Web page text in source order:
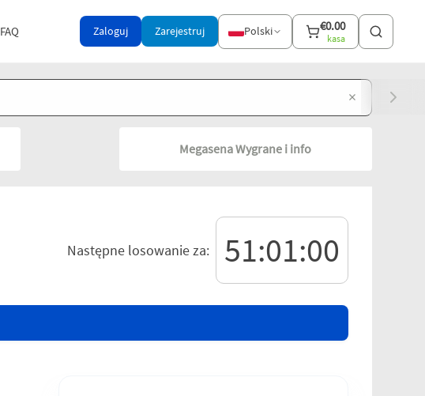
FAQ Zaloguj Zarejestruj Polski €0.00
kasa
×
Megasena Wygrane i info
Następne losowanie za: 51:00:59